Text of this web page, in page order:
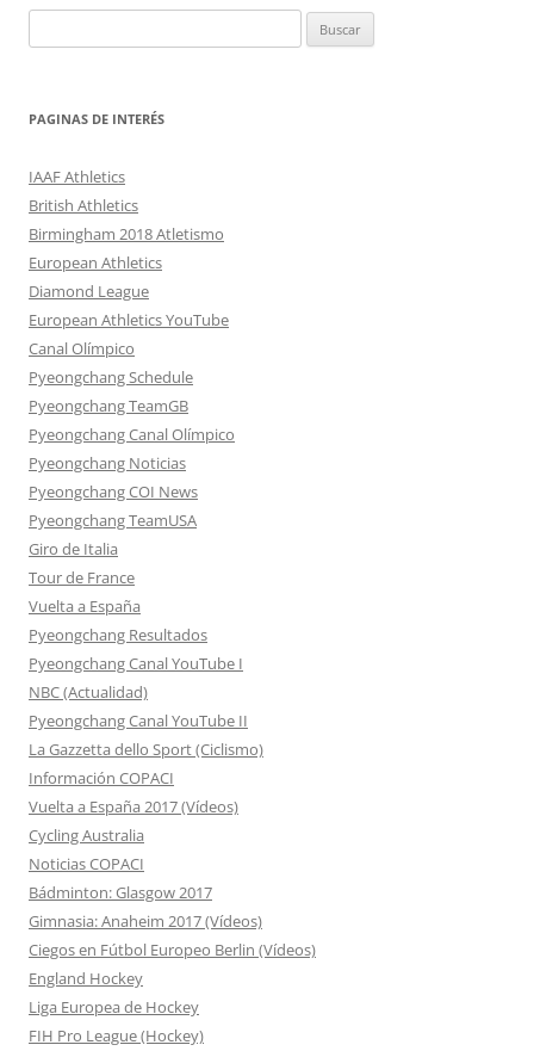
PAGINAS DE INTERÉS
IAAF Athletics
British Athletics
Birmingham 2018 Atletismo
European Athletics
Diamond League
European Athletics YouTube
Canal Olímpico
Pyeongchang Schedule
Pyeongchang TeamGB
Pyeongchang Canal Olímpico
Pyeongchang Noticias
Pyeongchang COI News
Pyeongchang TeamUSA
Giro de Italia
Tour de France
Vuelta a España
Pyeongchang Resultados
Pyeongchang Canal YouTube I
NBC (Actualidad)
Pyeongchang Canal YouTube II
La Gazzetta dello Sport (Ciclismo)
Información COPACI
Vuelta a España 2017 (Vídeos)
Cycling Australia
Noticias COPACI
Bádminton: Glasgow 2017
Gimnasia: Anaheim 2017 (Vídeos)
Ciegos en Fútbol Europeo Berlin (Vídeos)
England Hockey
Liga Europea de Hockey
FIH Pro League (Hockey)